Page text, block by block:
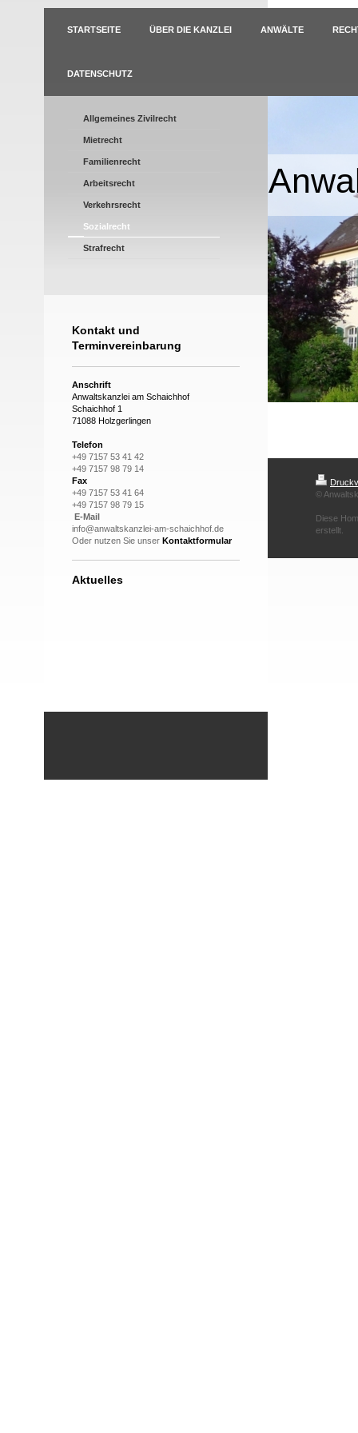
STARTSEITE ÜBER DIE KANZLEI ANWÄLTE
DATENSCHUTZ
Allgemeines Zivilrecht
Mietrecht
Familienrecht
Arbeitsrecht
Verkehrsrecht
Sozialrecht
Strafrecht
Kontakt und
Terminvereinbarung
Anschrift
Anwaltskanzlei am Schaichhof
Schaichhof 1
71088 Holzgerlingen
Telefon
+49 7157 53 41 42
+49 7157 98 79 14
Fax
+49 7157 53 41 64
+49 7157 98 79 15
E-Mail
info@anwaltskanzlei-am-schaichhof.de
Oder nutzen Sie unser Kontaktformular
Aktuelles
©
Diese
erstellt.